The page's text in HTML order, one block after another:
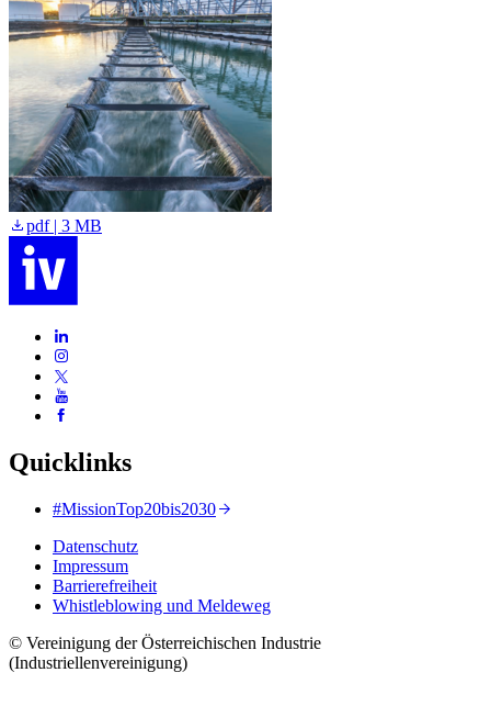
pdf | 3 MB
Quicklinks
#MissionTop20bis2030
Datenschutz
Impressum
Barrierefreiheit
Whistleblowing und Meldeweg
© Vereinigung der Österreichischen Industrie
(Industriellenvereinigung)